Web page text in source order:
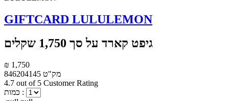
GIFTCARD LULULEMON
גיפט קארד על סך 1,750 שקלים
₪ 1,750
מק"ט 846204145
4.7 out of 5 Customer Rating
כמות :